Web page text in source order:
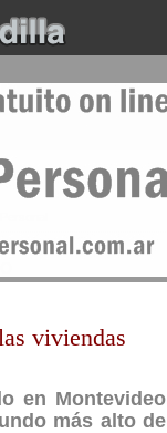
viviendas
en Montevideo
más alto de